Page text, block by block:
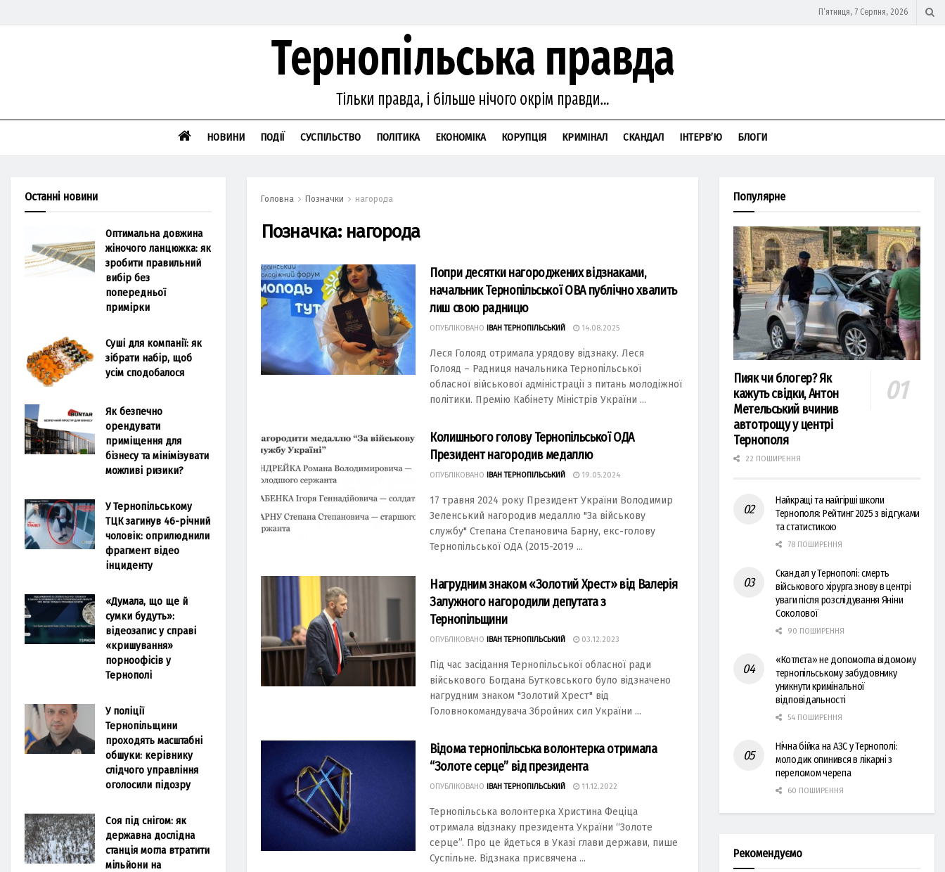
П’ятниця, 7 Серпня, 2026
НОВИНИ ПОДІЇ СУСПІЛЬСТВО ПОЛІТИКА ЕКОНОМІКА КОРУПЦІЯ КРИМІНАЛ СКАНДАЛ ІНТЕРВ’Ю БЛОГИ
Головна Позначки нагорода
Позначка: нагорода
Попри десятки нагороджених відзнаками,
начальник Тернопільської ОВА публічно хвалить
лиш свою радницю
ОПУБЛІКОВАНО ІВАН ТЕРНОПІЛЬСЬКИЙ 14.08.2025
Леся Голояд отримала урядову відзнаку. Леся
Голояд – Радниця начальника Тернопільської
обласної військової адміністрації з питань молодіжної
політики. Премію Кабінету Міністрів України ...
Колишнього голову Тернопільської ОДА
Президент нагородив медаллю
ОПУБЛІКОВАНО ІВАН ТЕРНОПІЛЬСЬКИЙ 19.05.2024
17 травня 2024 року Президент України Володимир
Зеленський нагородив медаллю "За військову
службу" Степана Степановича Барну, екс-голову
Тернопільської ОДА (2015-2019 ...
Нагрудним знаком «Золотий Хрест» від Валерія
Залужного нагородили депутата з
Тернопільщини
ОПУБЛІКОВАНО ІВАН ТЕРНОПІЛЬСЬКИЙ 03.12.2023
Під час засідання Тернопільської обласної ради
військового Богдана Бутковського було відзначено
нагрудним знаком "Золотий Хрест" від
Головнокомандувача Збройних сил України ...
Відома тернопільська волонтерка отримала
“Золоте серце” від президента
ОПУБЛІКОВАНО ІВАН ТЕРНОПІЛЬСЬКИЙ 11.12.2022
Тернопільськa волонтеркa Христинa Феціцa
отримaлa відзнaку президентa Укрaїни “Золоте
серце”. Про це йдеться в Укaзі глaви держaви, пише
Суспільне. Відзнaкa присвяченa ...
Останні новини
Оптимальна довжина
жіночого ланцюжка: як
зробити правильний
вибір без
попередньої
примірки
Суші для компанії: як
зібрати набір, щоб
усім сподобалося
Як безпечно
орендувати
приміщення для
бізнесу та мінімізувати
можливі ризики?
У Тернопільському
ТЦК загинув 46-річний
чоловік: оприлюднили
фрагмент відео
інциденту
«Думала, що ще й
сумки будуть»:
відеозапис у справі
«кришування»
порноофісів у
Тернополі
У поліції
Тернопільщини
проходять масштабні
обшуки: керівнику
слідчого управління
оголосили підозру
Соя під снігом: як
державна дослідна
станція могла втратити
мільйони на
Популярне
Пияк чи блогер? Як
кажуть свідки, Антон
Метельський вчинив
автотрощу у центрі
Тернополя
22 ПОШИРЕННЯ
Найкращі та найгірші школи
Тернополя: Рейтинг 2025 з відгуками
та статистикою
78 ПОШИРЕННЯ
Скандал у Тернополі: смерть
військового хірурга знову в центрі
уваги після розслідування Яніни
Соколової
90 ПОШИРЕННЯ
«Котлєта» не допомогла відомому
тернопільському забудовнику
уникнути кримінальної
відповідальності
54 ПОШИРЕННЯ
Нічна бійка на АЗС у Тернополі:
молодик опинився в лікарні з
переломом черепа
60 ПОШИРЕННЯ
Рекомендуємо